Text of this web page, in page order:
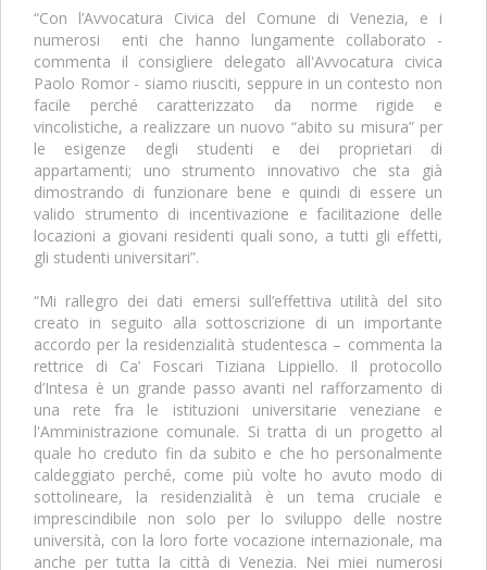
“Con l’Avvocatura Civica del Comune di Venezia, e i
numerosi enti che hanno lungamente collaborato -
commenta il consigliere delegato all'Avvocatura civica
Paolo Romor - siamo riusciti, seppure in un contesto non
facile perché caratterizzato da norme rigide e
vincolistiche, a realizzare un nuovo “abito su misura” per
le esigenze degli studenti e dei proprietari di
appartamenti; uno strumento innovativo che sta già
dimostrando di funzionare bene e quindi di essere un
valido strumento di incentivazione e facilitazione delle
locazioni a giovani residenti quali sono, a tutti gli effetti,
gli studenti universitari”.
“Mi rallegro dei dati emersi sull’effettiva utilità del sito
creato in seguito alla sottoscrizione di un importante
accordo per la residenzialità studentesca – commenta la
rettrice di Ca’ Foscari Tiziana Lippiello. Il protocollo
d’Intesa è un grande passo avanti nel rafforzamento di
una rete fra le istituzioni universitarie veneziane e
l'Amministrazione comunale. Si tratta di un progetto al
quale ho creduto fin da subito e che ho personalmente
caldeggiato perché, come più volte ho avuto modo di
sottolineare, la residenzialità è un tema cruciale e
imprescindibile non solo per lo sviluppo delle nostre
università, con la loro forte vocazione internazionale, ma
anche per tutta la città di Venezia. Nei miei numerosi